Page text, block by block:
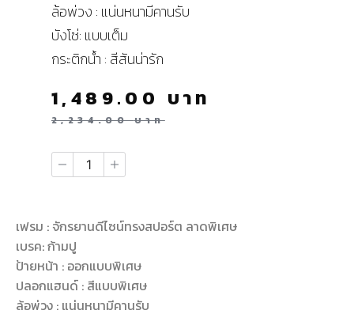
ล้อพ่วง : แน่นหนามีคานรับ
บังโซ่: แบบเต็ม
กระติกน้ำ : สีสันน่ารัก
2,234.00บาท
1,489.00 บาท
เฟรม : จักรยานดีไซน์ทรงสปอร์ต ลาดพิเศษ
เบรค: ก้ามปู
ป้ายหน้า : ออกแบบพิเศษ
ปลอกแฮนด์ : สีแบบพิเศษ
ล้อพ่วง : แน่นหนามีคานรับ